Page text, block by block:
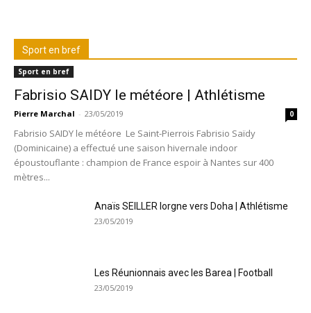
Sport en bref
Sport en bref
Fabrisio SAIDY le météore | Athlétisme
Pierre Marchal - 23/05/2019 0
Fabrisio SAIDY le météore Le Saint-Pierrois Fabrisio Saïdy
(Dominicaine) a effectué une saison hivernale indoor
époustouflante : champion de France espoir à Nantes sur 400
mètres...
Anaïs SEILLER lorgne vers Doha | Athlétisme
23/05/2019
Les Réunionnais avec les Barea | Football
23/05/2019